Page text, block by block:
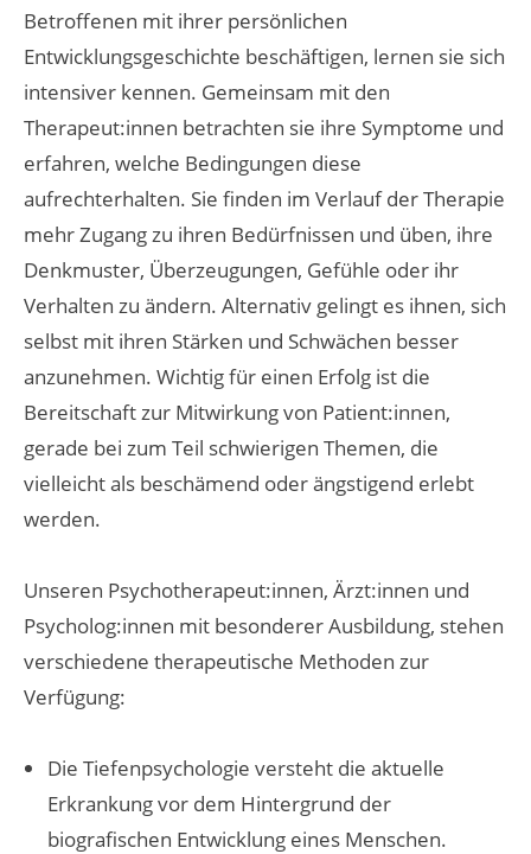
Betroffenen mit ihrer persönlichen
Entwicklungsgeschichte beschäftigen, lernen sie sich
intensiver kennen. Gemeinsam mit den
Therapeut:innen betrachten sie ihre Symptome und
erfahren, welche Bedingungen diese
aufrechterhalten. Sie finden im Verlauf der Therapie
mehr Zugang zu ihren Bedürfnissen und üben, ihre
Denkmuster, Überzeugungen, Gefühle oder ihr
Verhalten zu ändern. Alternativ gelingt es ihnen, sich
selbst mit ihren Stärken und Schwächen besser
anzunehmen. Wichtig für einen Erfolg ist die
Bereitschaft zur Mitwirkung von Patient:innen,
gerade bei zum Teil schwierigen Themen, die
vielleicht als beschämend oder ängstigend erlebt
werden.
Unseren Psychotherapeut:innen, Ärzt:innen und
Psycholog:innen mit besonderer Ausbildung, stehen
verschiedene therapeutische Methoden zur
Verfügung:
Die Tiefenpsychologie versteht die aktuelle
Erkrankung vor dem Hintergrund der
biografischen Entwicklung eines Menschen.